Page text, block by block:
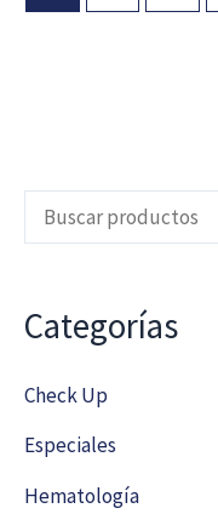
Categorías
Check Up
Especiales
Hematología